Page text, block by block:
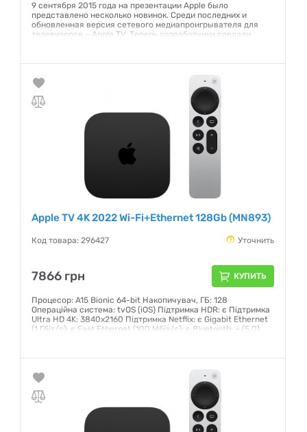
9 сентября 2015 года на презентации Apple было
представлено несколько новинок. Среди последних и
обновленная версия сетевого медиапроигрывателя для
телевизоров ‒ Apple TV. Теперь разработчики сделали
операционной системой tvOS, пользовательским
Apple TV 4K 2022 Wi-Fi+Ethernet 128Gb (MN893)
Код товара: 296427 Уточнить
7866 грн КУПИТЬ
Процесор: A15 Bionic 64-bit Накопичувач, ГБ: 128
Операційна система: tvOS (iOS) Підтримка HDR: є Підтримка
Ultra HD 4K: 3840x2160 Підтримка Netflix: є Gigabit Ethernet
(1 Гбіт/с): є Fast Ethernet (100 Мбіт/с): є Bluetooth: + (5.0)